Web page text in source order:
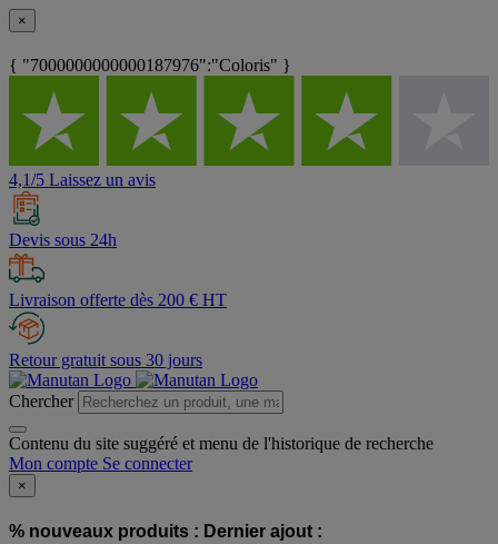
×
{ "7000000000000187976":"Coloris" }
4,1/5 Laissez un avis
Devis sous 24h
Livraison offerte dès 200 € HT
Retour gratuit sous 30 jours
Chercher
Contenu du site suggéré et menu de l'historique de recherche
Mon compte Se connecter
×
% nouveaux produits : Dernier ajout :